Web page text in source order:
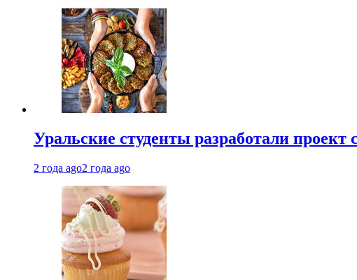
Уральские студенты разработали проект
2 года ago2 года ago